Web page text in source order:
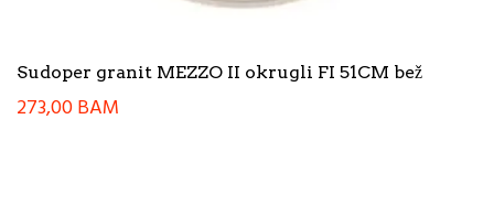
Sudoper granit MEZZO II okrugli FI 51CM bež
273,00BAM